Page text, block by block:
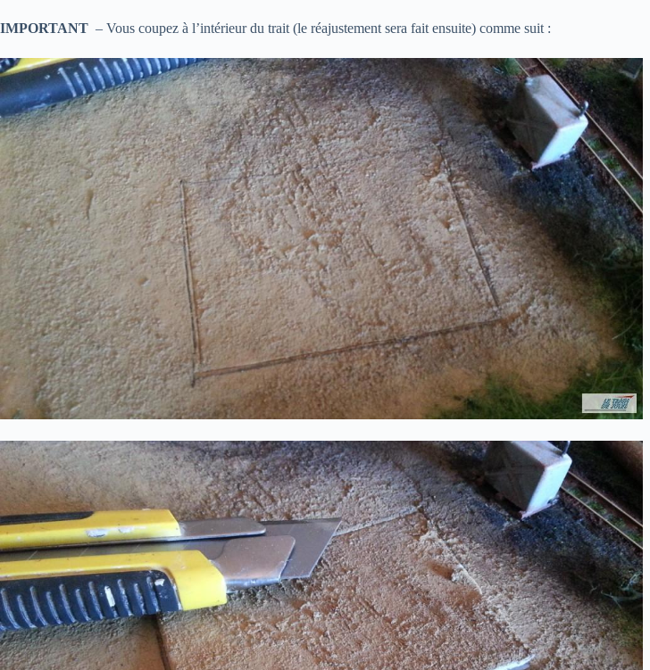
IMPORTANT – Vous coupez à l’intérieur du trait (le réajustement sera fait ensuite) comme suit :